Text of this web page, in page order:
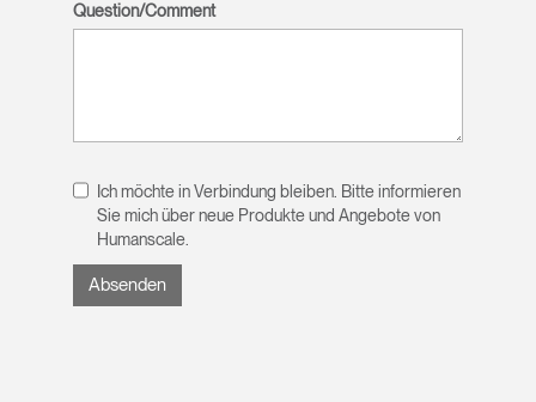
Question/Comment
Ich möchte in Verbindung bleiben. Bitte informieren
Sie mich über neue Produkte und Angebote von
Humanscale.